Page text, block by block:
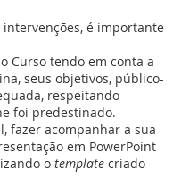
é importante
Curso tendo em conta a
seus objetivos, público-
respeitando
foi predestinado.
fazer acompanhar a sua
em PowerPoint
o template criado